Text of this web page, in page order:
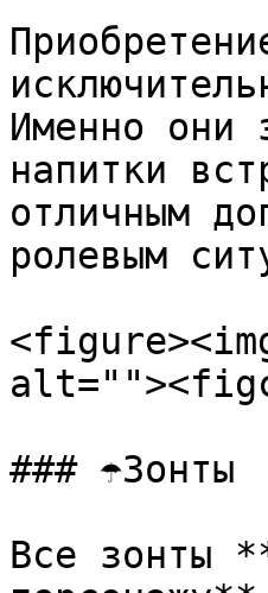
Именно они
напитки
отличным
ролевым
### ☂️Зонты
Все зонты